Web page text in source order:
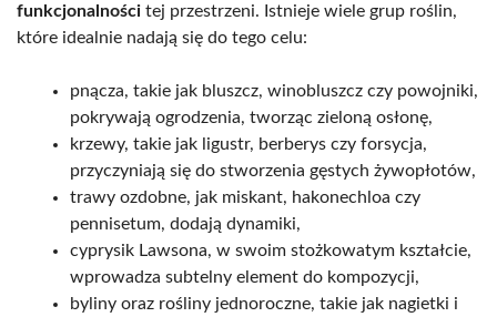
funkcjonalności tej przestrzeni. Istnieje wiele grup roślin,
które idealnie nadają się do tego celu:
pnącza, takie jak bluszcz, winobluszcz czy powojniki,
pokrywają ogrodzenia, tworząc zieloną osłonę,
krzewy, takie jak ligustr, berberys czy forsycja,
przyczyniają się do stworzenia gęstych żywopłotów,
trawy ozdobne, jak miskant, hakonechloa czy
pennisetum, dodają dynamiki,
cyprysik Lawsona, w swoim stożkowatym kształcie,
wprowadza subtelny element do kompozycji,
byliny oraz rośliny jednoroczne, takie jak nagietki i